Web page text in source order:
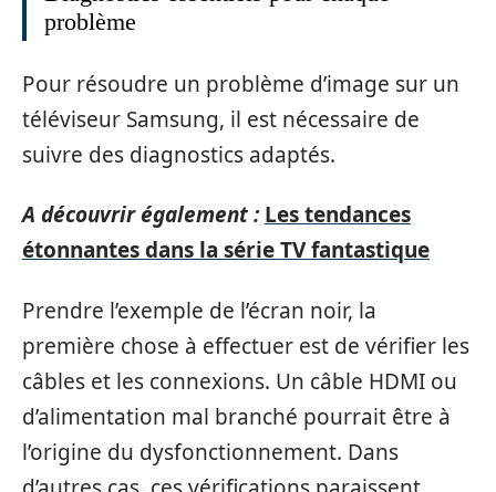
problème
Pour résoudre un problème d’image sur un
téléviseur Samsung, il est nécessaire de
suivre des diagnostics adaptés.
A découvrir également : Les tendances
étonnantes dans la série TV fantastique
Prendre l’exemple de l’écran noir, la
première chose à effectuer est de vérifier les
câbles et les connexions. Un câble HDMI ou
d’alimentation mal branché pourrait être à
l’origine du dysfonctionnement. Dans